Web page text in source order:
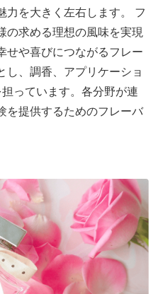
力を大きく左右します。 フ
の求める理想の風味を実現
せや喜びにつながるフレー
し、調香、アプリケーショ
っています。各分野が連
を提供するためのフレーバ